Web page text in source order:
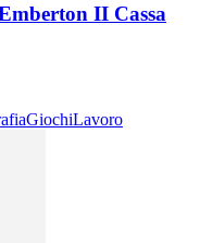
II Cassa
GiochiLavoro